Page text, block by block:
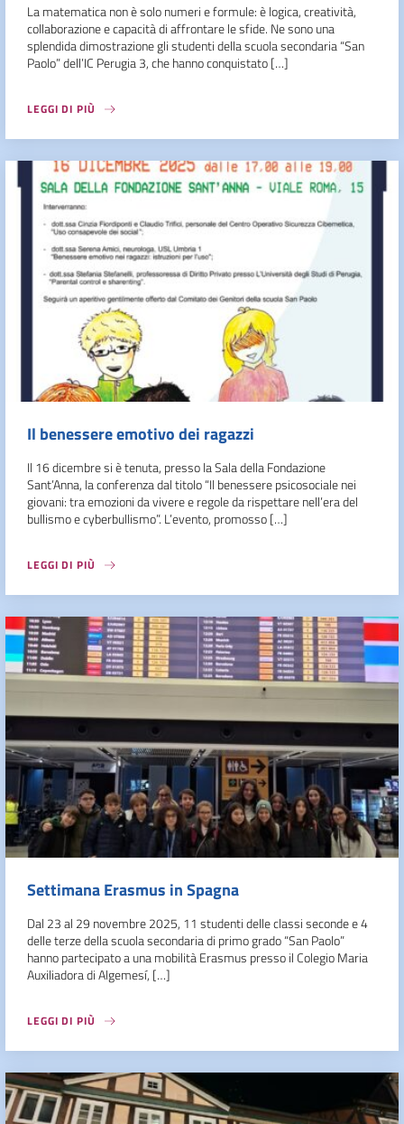
La matematica non è solo numeri e formule: è logica, creatività,
collaborazione e capacità di affrontare le sfide. Ne sono una
splendida dimostrazione gli studenti della scuola secondaria “San
Paolo” dell’IC Perugia 3, che hanno conquistato […]
LEGGI DI PIÙ
Il benessere emotivo dei ragazzi
Il 16 dicembre si è tenuta, presso la Sala della Fondazione
Sant’Anna, la conferenza dal titolo “Il benessere psicosociale nei
giovani: tra emozioni da vivere e regole da rispettare nell’era del
bullismo e cyberbullismo”. L’evento, promosso […]
LEGGI DI PIÙ
Settimana Erasmus in Spagna
Dal 23 al 29 novembre 2025, 11 studenti delle classi seconde e 4
delle terze della scuola secondaria di primo grado “San Paolo”
hanno partecipato a una mobilità Erasmus presso il Colegio Maria
Auxiliadora di Algemesí, […]
LEGGI DI PIÙ